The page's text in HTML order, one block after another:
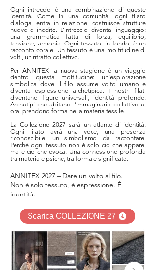
Ogni intreccio è una combinazione di queste
identità. Come in una comunità, ogni filato
dialoga, entra in relazione, costruisce strutture
nuove e inedite. L’intreccio diventa linguaggio:
una grammatica fatta di forza, equilibrio,
tensione, armonia. Ogni tessuto, in fondo, è un
racconto corale. Un tessuto è una moltitudine di
volti, un ritratto collettivo.
Per ANNITEX la nuova stagione è un viaggio
dentro questa moltitudine: un’esplorazione
simbolica dove il filo assume volto umano e
diventa espressione archetipica. I nostri filati
diventano figure universali, identità profonde.
Archetipi che abitano l’immaginario collettivo e,
ora, prendono forma nella materia tessile.
La Collezione 2027 sarà un atlante di identità.
Ogni filato avrà una voce, una presenza
riconoscibile, un simbolismo da raccontare.
Perché ogni tessuto non è solo ciò che appare,
ma è ciò che evoca. Una connessione profonda
tra materia e psiche, tra forma e significato.
ANNITEX 2027 – Dare un volto al filo.
Non è solo tessuto, è espressione. È
identità.
Scarica COLLEZIONE 27